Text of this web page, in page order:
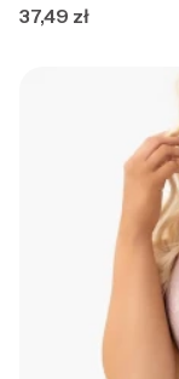
Cena
37,49 zł